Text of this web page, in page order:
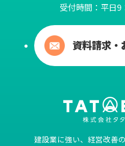
受付時間：平日
資料請求・
建設業に強い、経営改善